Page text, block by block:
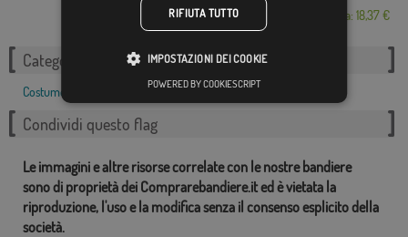
Da: 18,37 €
Categorie correlate:
Costume
Condividi questo flag
Le immagini e altre risorse correlate con le nostre bandiere
sono di proprietà dei Comprarebandiere.it ed è vietata la
riproduzione, l'uso e la modifica senza il consenso esplicito della
società.
RIFIUTA TUTTO
IMPOSTAZIONI DEI COOKIE
POWERED BY COOKIESCRIPT